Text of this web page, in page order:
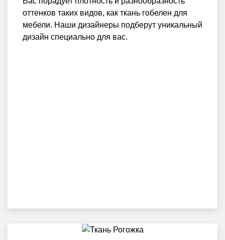
оттенков таких видов, как ткань гобелен для
мебели. Наши дизайнеры подберут уникальный
дизайн специально для вас.